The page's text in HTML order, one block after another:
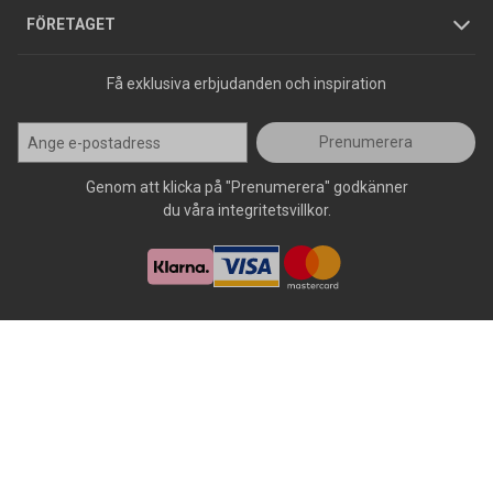
FÖRETAGET
Press
Få exklusiva erbjudanden och inspiration
Prenumerera
Genom att klicka på "Prenumerera" godkänner
du våra integritetsvillkor.